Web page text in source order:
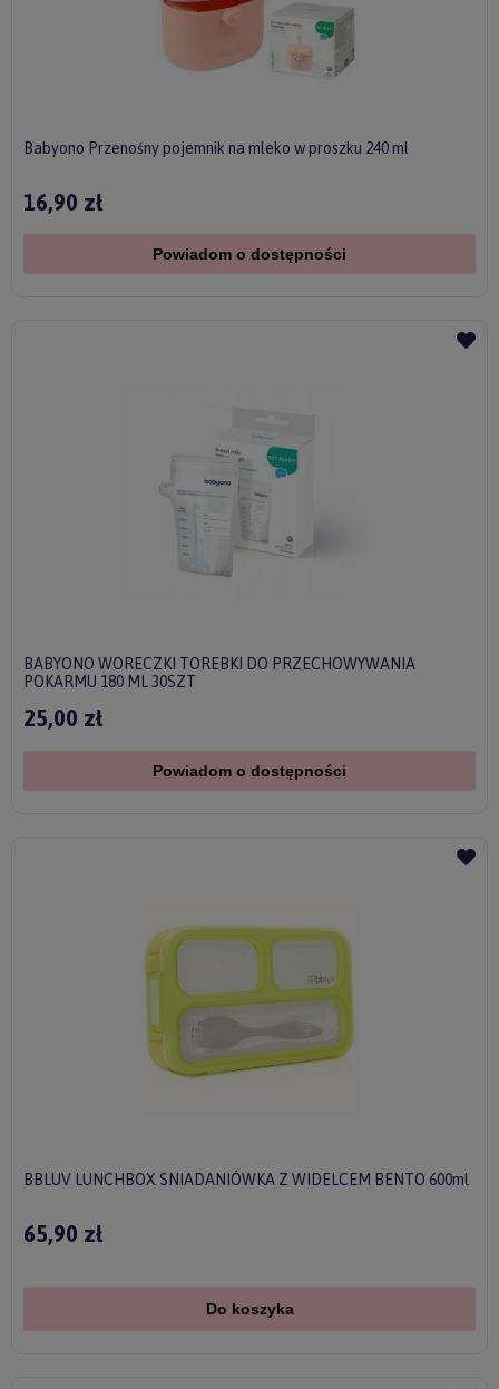
Babyono Przenośny pojemnik na mleko w proszku 240 ml
16,90 zł
Powiadom o dostępności
BABYONO WORECZKI TOREBKI DO PRZECHOWYWANIA
POKARMU 180 ML 30SZT
25,00 zł
Powiadom o dostępności
BBLUV LUNCHBOX SNIADANIÓWKA Z WIDELCEM BENTO 600ml
65,90 zł
Do koszyka